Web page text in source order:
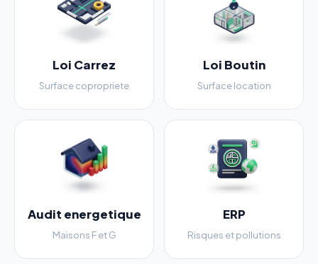
Loi Carrez
Surface copropriete
Loi Boutin
Surface location
Audit energetique
Maisons F et G
ERP
Risques et pollutions